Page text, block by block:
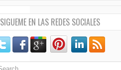
SIGUEME EN LAS REDES SOCIALES